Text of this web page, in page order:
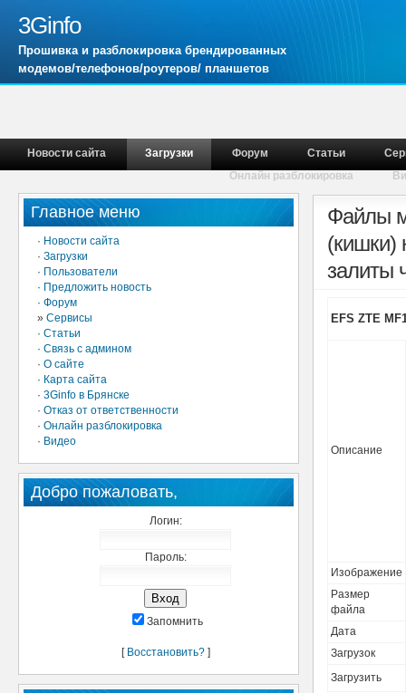
3Ginfo
Прошивка и разблокировка брендированных
модемов/телефонов/роутеров/ планшетов
Новости сайта Загрузки Форум Статьи
Онлайн разблокировка
Главное меню
· Новости сайта
· Загрузки
· Пользователи
· Предложить новость
· Форум
» Сервисы
· Статьи
· Связь с админом
· О сайте
· Карта сайта
· 3Ginfo в Брянске
· Отказ от ответственности
· Онлайн разблокировка
· Видео
Добро пожаловать,
Логин:
Пароль:
Запомнить
[ Восстановить?]
Файлы
(кишки)
залиты
EFS ZTE
Описание
Изображение
Размер
файла
Дата
Загрузок
Загрузить